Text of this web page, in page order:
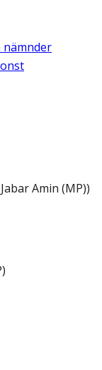
nämnder
Amin (MP))